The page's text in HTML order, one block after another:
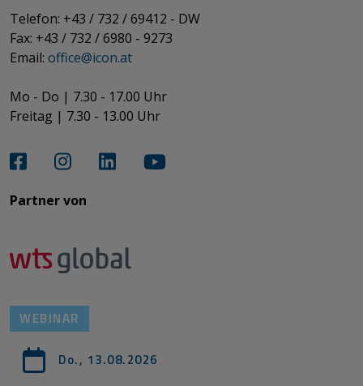
Telefon: +43 / 732 / 69412 - DW
Fax: +43 / 732 / 6980 - 9273
​​​​​​​Email: office@­icon.at
Mo - Do | 7.30 - 17.00 Uhr
Freitag | 7.30 - 13.00 Uhr​​​​​​​
Partner von​​​​​​
WEBINAR
Do., 13.08.2026